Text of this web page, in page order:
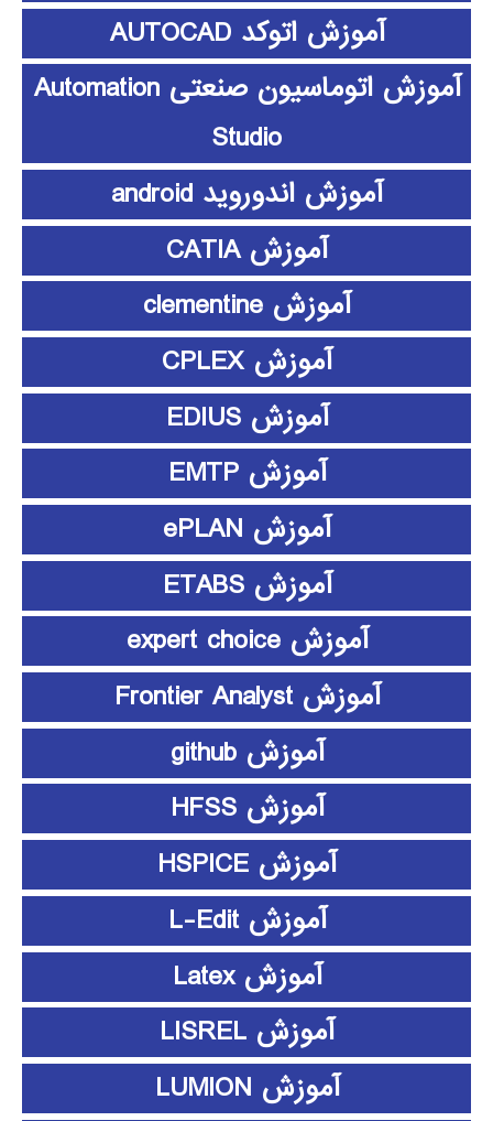
آموزش اتوکد AUTOCAD
آموزش اتوماسیون صنعتی Automation
Studio
آموزش اندوروید android
آموزش CATIA
آموزش clementine
آموزش CPLEX
آموزش EDIUS
آموزش EMTP
آموزش ePLAN
آموزش ETABS
آموزش expert choice
آموزش Frontier Analyst
آموزش github
آموزش HFSS
آموزش HSPICE
آموزش L-Edit
آموزش Latex
آموزش LISREL
آموزش LUMION